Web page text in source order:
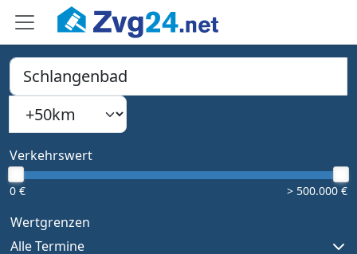
PLZ, Ort oder Bundesland
Type 1 or more characters for results.
Suchradius
Verkehrswert
0 € > 500.000 €
Wertgrenzen
Alle Termine